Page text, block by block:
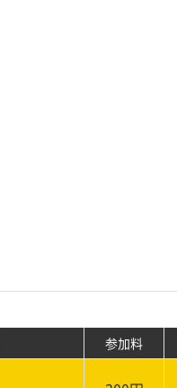
参加料